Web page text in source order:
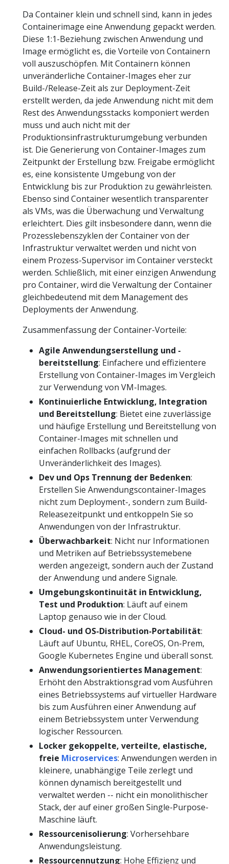
Da Container klein und schnell sind, kann in jedes
Containerimage eine Anwendung gepackt werden.
Diese 1:1-Beziehung zwischen Anwendung und
Image ermöglicht es, die Vorteile von Containern
voll auszuschöpfen. Mit Containern können
unveränderliche Container-Images eher zur
Build-/Release-Zeit als zur Deployment-Zeit
erstellt werden, da jede Anwendung nicht mit dem
Rest des Anwendungsstacks komponiert werden
muss und auch nicht mit der
Produktionsinfrastrukturumgebung verbunden
ist. Die Generierung von Container-Images zum
Zeitpunkt der Erstellung bzw. Freigabe ermöglicht
es, eine konsistente Umgebung von der
Entwicklung bis zur Produktion zu gewährleisten.
Ebenso sind Container wesentlich transparenter
als VMs, was die Überwachung und Verwaltung
erleichtert. Dies gilt insbesondere dann, wenn die
Prozesslebenszyklen der Container von der
Infrastruktur verwaltet werden und nicht von
einem Prozess-Supervisor im Container versteckt
werden. Schließlich, mit einer einzigen Anwendung
pro Container, wird die Verwaltung der Container
gleichbedeutend mit dem Management des
Deployments der Anwendung.
Zusammenfassung der Container-Vorteile:
Agile Anwendungserstellung und -
bereitstellung: Einfachere und effizientere
Erstellung von Container-Images im Vergleich
zur Verwendung von VM-Images.
Kontinuierliche Entwicklung, Integration
und Bereitstellung: Bietet eine zuverlässige
und häufige Erstellung und Bereitstellung von
Container-Images mit schnellen und
einfachen Rollbacks (aufgrund der
Unveränderlichkeit des Images).
Dev und Ops Trennung der Bedenken:
Erstellen Sie Anwendungscontainer-Images
nicht zum Deployment-, sondern zum Build-
Releasezeitpunkt und entkoppeln Sie so
Anwendungen von der Infrastruktur.
Überwachbarkeit: Nicht nur Informationen
und Metriken auf Betriebssystemebene
werden angezeigt, sondern auch der Zustand
der Anwendung und andere Signale.
Umgebungskontinuität in Entwicklung,
Test und Produktion: Läuft auf einem
Laptop genauso wie in der Cloud.
Cloud- und OS-Distribution-Portabilität:
Läuft auf Ubuntu, RHEL, CoreOS, On-Prem,
Google Kubernetes Engine und überall sonst.
Anwendungsorientiertes Management:
Erhöht den Abstraktionsgrad vom Ausführen
eines Betriebssystems auf virtueller Hardware
bis zum Ausführen einer Anwendung auf
einem Betriebssystem unter Verwendung
logischer Ressourcen.
Locker gekoppelte, verteilte, elastische,
freie Microservices: Anwendungen werden in
kleinere, unabhängige Teile zerlegt und
können dynamisch bereitgestellt und
verwaltet werden -- nicht ein monolithischer
Stack, der auf einer großen Single-Purpose-
Maschine läuft.
Ressourcenisolierung: Vorhersehbare
Anwendungsleistung.
Ressourcennutzung: Hohe Effizienz und